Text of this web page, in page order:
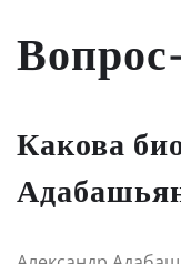
Какова